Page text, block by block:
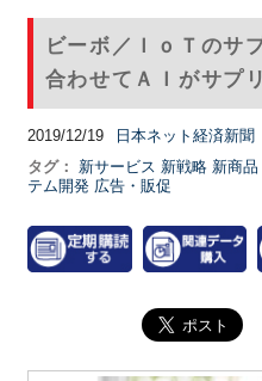
ビーボ／ＩｏＴのサ
合わせてＡＩがサプ
2019/12/19 日本ネット経済新聞
タグ：
新サービス 新戦略 新商品
テム開発 広告・販促